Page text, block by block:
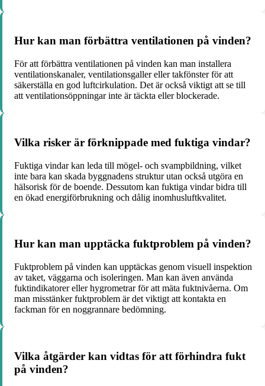
Hur kan man förbättra ventilationen på vinden?
För att förbättra ventilationen på vinden kan man installera
ventilationskanaler, ventilationsgaller eller takfönster för att
säkerställa en god luftcirkulation. Det är också viktigt att se till
att ventilationsöppningar inte är täckta eller blockerade.
Vilka risker är förknippade med fuktiga vindar?
Fuktiga vindar kan leda till mögel- och svampbildning, vilket
inte bara kan skada byggnadens struktur utan också utgöra en
hälsorisk för de boende. Dessutom kan fuktiga vindar bidra till
en ökad energiförbrukning och dålig inomhusluftkvalitet.
Hur kan man upptäcka fuktproblem på vinden?
Fuktproblem på vinden kan upptäckas genom visuell inspektion
av taket, väggarna och isoleringen. Man kan även använda
fuktindikatorer eller hygrometrar för att mäta fuktnivåerna. Om
man misstänker fuktproblem är det viktigt att kontakta en
fackman för en noggrannare bedömning.
Vilka åtgärder kan vidtas för att förhindra fukt
på vinden?